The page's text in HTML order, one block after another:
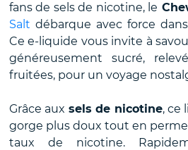
fans de sels de nicotine, le
Salt débarque avec force
Ce e-liquide vous invite à
généreusement sucré,
fruitées, pour un voyage
Grâce aux sels de nicotine, ce
gorge plus doux tout en
taux de nicotine.